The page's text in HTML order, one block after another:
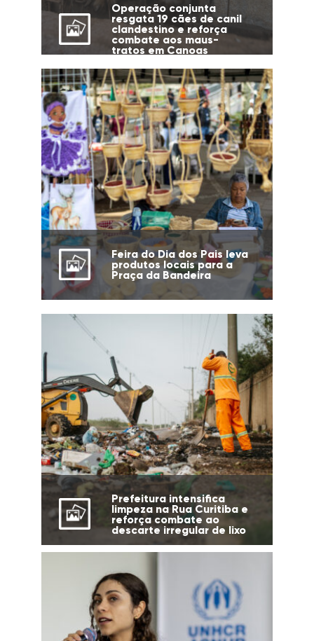
Operação conjunta
resgata 19 cães de canil
clandestino e reforça
combate aos maus-
tratos em Canoas
Feira do Dia dos Pais leva
produtos locais para a
Praça da Bandeira
Prefeitura intensifica
limpeza na Rua Curitiba e
reforça combate ao
descarte irregular de lixo